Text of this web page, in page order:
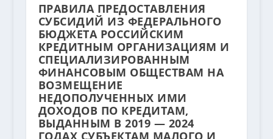
ПРАВИЛА ПРЕДОСТАВЛЕНИЯ
СУБСИДИЙ ИЗ ФЕДЕРАЛЬНОГО
БЮДЖЕТА РОССИЙСКИМ
КРЕДИТНЫМ ОРГАНИЗАЦИЯМ И
СПЕЦИАЛИЗИРОВАННЫМ
ФИНАНСОВЫМ ОБЩЕСТВАМ НА
ВОЗМЕЩЕНИЕ
НЕДОПОЛУЧЕННЫХ ИМИ
ДОХОДОВ ПО КРЕДИТАМ,
ВЫДАННЫМ В 2019 — 2024
ГОДАХ СУБЪЕКТАМ МАЛОГО И